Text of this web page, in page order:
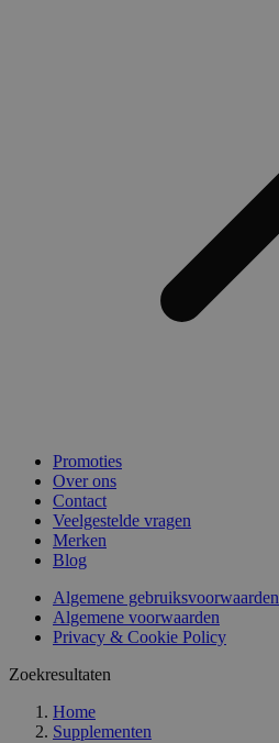
Promoties
Over ons
Contact
Veelgestelde vragen
Merken
Blog
Algemene gebruiksvoorwaarden
Algemene voorwaarden
Privacy & Cookie Policy
Zoekresultaten
Home
Supplementen